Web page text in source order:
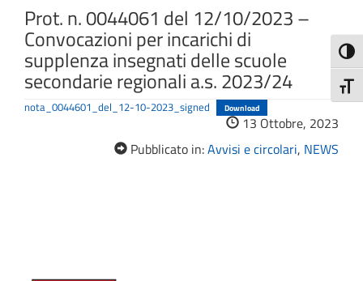
Prot. n. 0044061 del 12/10/2023 –
Convocazioni per incarichi di
supplenza insegnati delle scuole
secondarie regionali a.s. 2023/24
nota_0044601_del_12-10-2023_signed Download
13 Ottobre, 2023
Pubblicato in:Avvisi e circolari, NEWS